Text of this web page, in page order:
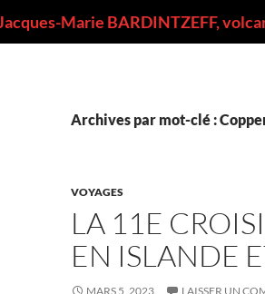
Marie BARDINTZEFF,
Archives par mot-clé :
VOYAGES
LA 11E
EN ISLANDE
MARS 5, 2023 LAISSER UN